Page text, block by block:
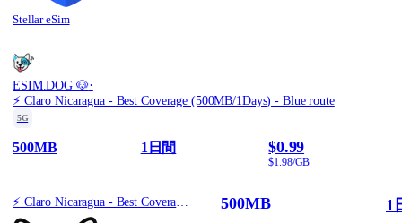
Stellar eSim
ESIM.DOG 🐶·
⚡️ Claro Nicaragua - Best Coverage (500MB/1Days) - Blue route
5G
500MB 1日間 $0.99
$1.98/GB
500MB 1